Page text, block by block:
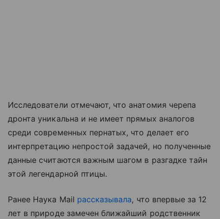
Исследователи отмечают, что анатомия черепа
дронта уникальна и не имеет прямых аналогов
среди современных пернатых, что делает его
интерпретацию непростой задачей, но полученные
данные считаются важным шагом в разгадке тайн
этой легендарной птицы.
Ранее Наука Mail рассказывала, что впервые за 12
лет в природе замечен ближайший родственник